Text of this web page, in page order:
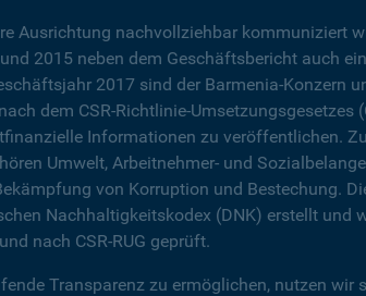
Ausrichtung nachvollziehbar kommuniziert
2015 neben dem Geschäftsbericht auch
2017 sind der Barmenia-Konzern
dem CSR-Richtlinie-Umsetzungsgesetzes
Informationen zu veröffentlichen.
Umwelt, Arbeitnehmer- und
von Korruption und Bestechung.
Nachhaltigkeitskodex (DNK) erstellt und
nach CSR-RUG geprüft.
Transparenz zu ermöglichen, nutzen wir